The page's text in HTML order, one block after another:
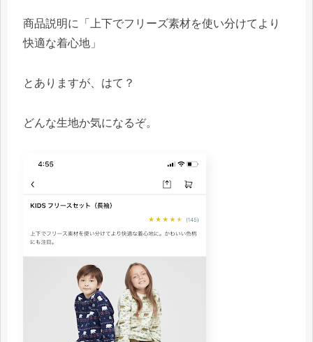
商品説明に「上下でフリーズ素材を使い分けてより
快適な着心地」
とありますが、はて？
どんな生地か気になるぞ。